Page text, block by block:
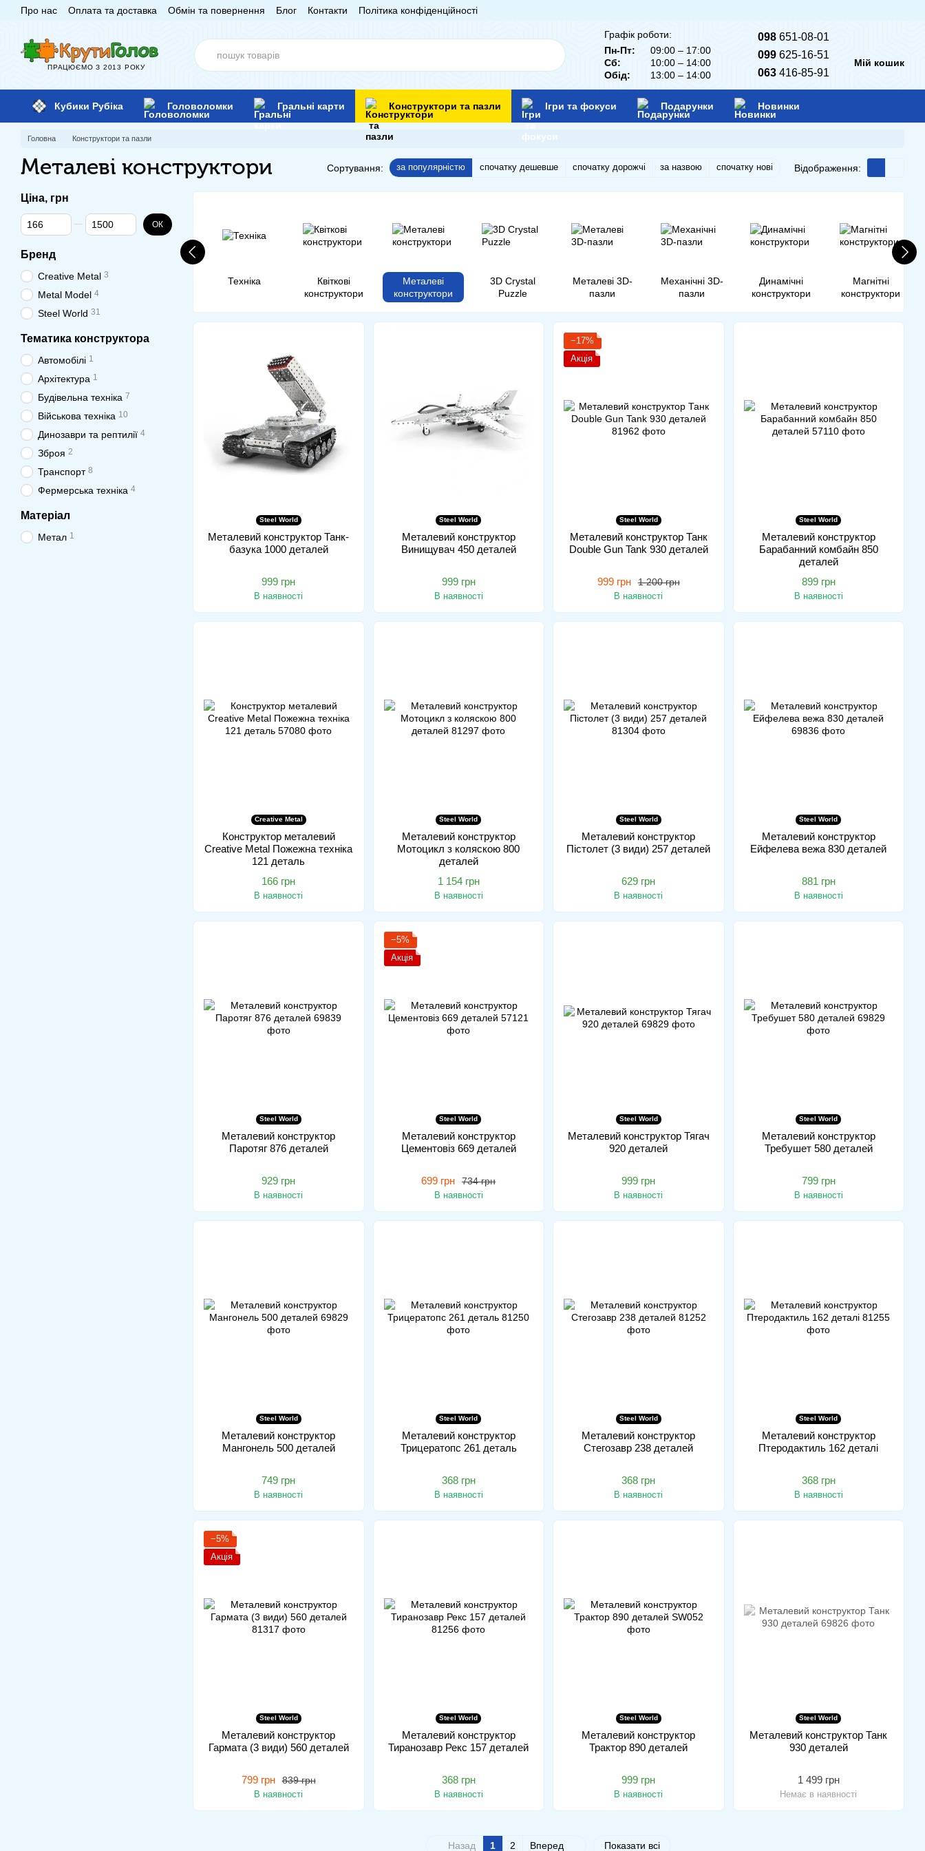
Перейти до основного контенту
Про нас Оплата та доставка Обмін та повернення Блог Контакти Політика конфіденційності
ПРАЦЮЄМО З 2013 РОКУ
Графік роботи:
Пн-Пт:
09:00 – 17:00
Сб:
10:00 – 14:00
Обід:
13:00 – 14:00
098 651-08-01
099 625-16-51
063 416-85-91
Мій кошик
Кубики Рубіка Головоломки Гральні карти Конструктори та пазли Ігри та фокуси Подарунки Новинки
Головна Конструктори та пазли
Металеві конструктори Сортування: за популярністю спочатку дешевше спочатку дорожчі за назвою спочатку нові Відображення:
Техніка
Квіткові
конструктори
Металеві
конструктори
3D Crystal
Puzzle
Металеві 3D-
пазли
Механічні 3D-
пазли
Динамічні
конструктори
Магнітні
конструктори
Steel World
Металевий конструктор Танк-
базука 1000 деталей
999 грн
В наявності
Steel World
Металевий конструктор
Винищувач 450 деталей
999 грн
В наявності
−17%
Акція
Steel World
Металевий конструктор Танк
Double Gun Tank 930 деталей
1 200 грн
999 грн
В наявності
Steel World
Металевий конструктор
Барабанний комбайн 850
деталей
899 грн
В наявності
Creative Metal
Конструктор металевий
Creative Metal Пожежна техніка
121 деталь
166 грн
В наявності
Steel World
Металевий конструктор
Мотоцикл з коляскою 800
деталей
1 154 грн
В наявності
Steel World
Металевий конструктор
Пістолет (3 види) 257 деталей
629 грн
В наявності
Steel World
Металевий конструктор
Ейфелева вежа 830 деталей
881 грн
В наявності
Steel World
Металевий конструктор
Паротяг 876 деталей
929 грн
В наявності
−5%
Акція
Steel World
Металевий конструктор
Цементовіз 669 деталей
734 грн
699 грн
В наявності
Steel World
Металевий конструктор Тягач
920 деталей
999 грн
В наявності
Steel World
Металевий конструктор
Требушет 580 деталей
799 грн
В наявності
Steel World
Металевий конструктор
Мангонель 500 деталей
749 грн
В наявності
Steel World
Металевий конструктор
Трицератопс 261 деталь
368 грн
В наявності
Steel World
Металевий конструктор
Стегозавр 238 деталей
368 грн
В наявності
Steel World
Металевий конструктор
Птеродактиль 162 деталі
368 грн
В наявності
−5%
Акція
Steel World
Металевий конструктор
Гармата (3 види) 560 деталей
839 грн
799 грн
В наявності
Steel World
Металевий конструктор
Тиранозавр Рекс 157 деталей
368 грн
В наявності
Steel World
Металевий конструктор
Трактор 890 деталей
999 грн
В наявності
Steel World
Металевий конструктор Танк
930 деталей
1 499 грн
Немає в наявності
Назад 1 2 Вперед Показати всі
Ціна, грн
Від Ціна, грн
До Ціна, грн ОК
Бренд
Creative Metal 3
Metal Model 4
Steel World 31
Тематика конструктора
Автомобілі 1
Архітектура 1
Будівельна техніка 7
Військова техніка 10
Динозаври та рептилії 4
Зброя 2
Транспорт 8
Фермерська техніка 4
Матеріал
Метал 1